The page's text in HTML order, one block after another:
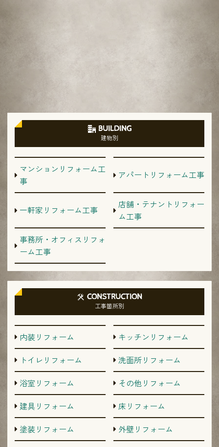
BUILDING
建物別
マンションリフォーム工
事
アパートリフォーム工事
一軒家リフォーム工事
店舗・テナントリフォー
ム工事
事務所・オフィスリフォ
ーム工事
CONSTRUCTION
工事箇所別
内装リフォーム
キッチンリフォーム
トイレリフォーム
洗面所リフォーム
浴室リフォーム
その他リフォーム
建具リフォーム
床リフォーム
塗装リフォーム
外壁リフォーム